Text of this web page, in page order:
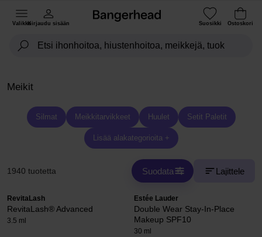
ValikkoKirjaudu sisään Suosikki Ostoskori
Meikit
Silmat Meikkitarvikkeet Huulet Setit Paletit
Lisää alakategorioita +
1940 tuotetta Suodata Lajittele
RevitaLash
RevitaLash® Advanced
3.5 ml
Estée Lauder
Double Wear Stay-In-Place
Makeup SPF10
30 ml